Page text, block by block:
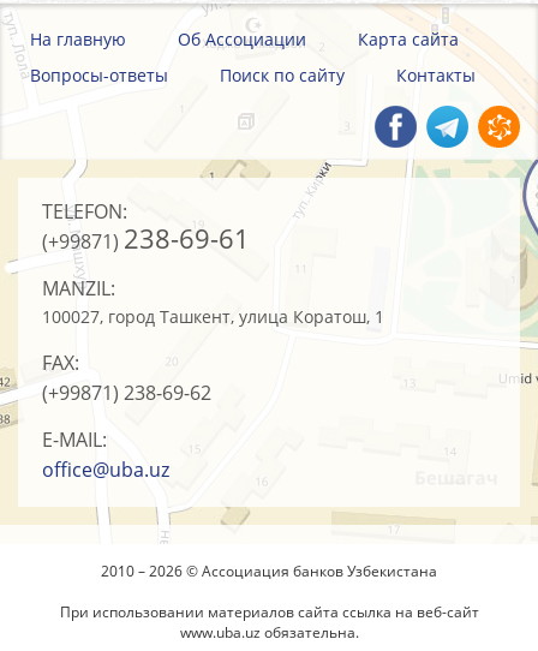
На главную Об Ассоциации
Карта сайта
Вопросы-ответы
Поиск по сайту Контакты
TELEFON:
(+99871) 238-69-61
MANZIL:
100027, город Ташкент, улица Коратош, 1
FAX:
(+99871) 238-69-62
E-MAIL:
office@uba.uz
2010 – 2026 © Ассоциация банков Узбекистана
При использовании материалов сайта ссылка на веб-сайт
www.uba.uz обязательна.